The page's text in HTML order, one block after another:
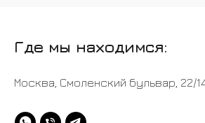
Где мы находимся:
Москва, Смоленский бульвар, 22/